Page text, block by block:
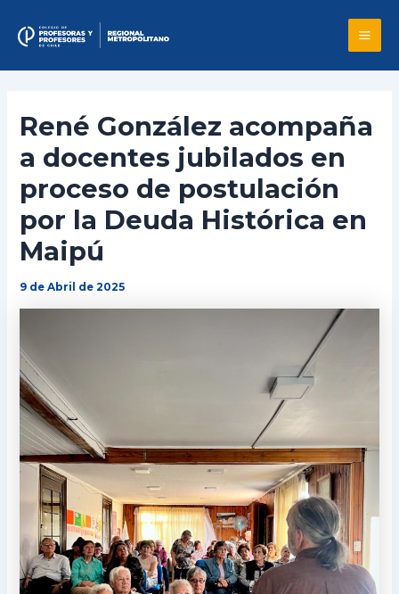
content
René González acompaña
a docentes jubilados en
proceso de postulación
por la Deuda Histórica en
Maipú
9 de Abril de 2025